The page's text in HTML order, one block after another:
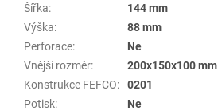
Šířka:
144 mm
Výška:
88 mm
Perforace:
Ne
Vnější rozměr:
200x150x100 mm
Konstrukce FEFCO:
0201
Potisk: Ne